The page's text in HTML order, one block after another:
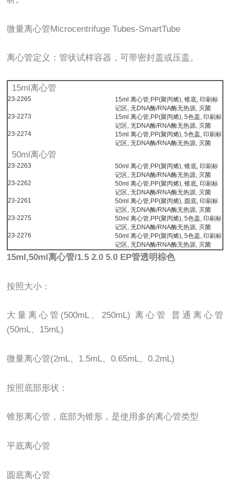
微量离心管Microcentrifuge Tubes-SmartTube
离心管定义：管状试样容器，可带密封盖或压盖。
15ml离心管
23-2265
15ml 离心管,PP(聚丙烯), 锥底, 印刷标
记区, 无DNA酶/RNA酶无热源, 灭菌
23-2273
15ml 离心管,PP(聚丙烯), 5色盖, 印刷标
记区, 无DNA酶/RNA酶无热源, 灭菌
23-2274
15ml 离心管,PP(聚丙烯), 5色盖, 印刷标
记区, 无DNA酶/RNA酶无热源, 灭菌
50ml离心管
23-2263
50ml 离心管,PP(聚丙烯), 锥底, 印刷标
记区, 无DNA酶/RNA酶无热源, 灭菌
23-2262
50ml 离心管,PP(聚丙烯), 锥底, 印刷标
记区, 无DNA酶/RNA酶无热源, 灭菌
23-2261
50ml 离心管,PP(聚丙烯), 圆底, 印刷标
记区, 无DNA酶/RNA酶无热源, 灭菌
23-2275
50ml 离心管,PP(聚丙烯), 5色盖, 印刷标
记区, 无DNA酶/RNA酶无热源, 灭菌
23-2276
50ml 离心管,PP(聚丙烯), 5色盖, 印刷标
记区, 无DNA酶/RNA酶无热源, 灭菌
15ml,50ml离心管/1.5 2.0 5.0 EP管透明棕色
按照大小：
大量离心管(500mL、250mL) 离心管 普通离心管
(50mL、15mL)
微量离心管(2mL、1.5mL、0.65mL、0.2mL)
按照底部形状：
锥形离心管，底部为锥形，是使用多的离心管类型
平底离心管
圆底离心管